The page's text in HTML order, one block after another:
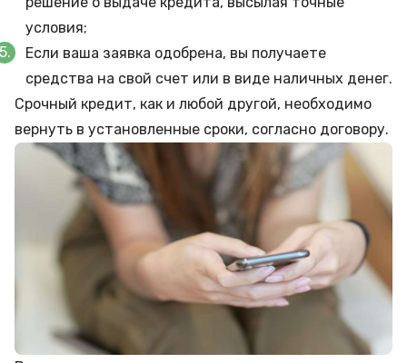
условия;
Если ваша заявка одобрена, вы получаете
средства на свой счет или в виде наличных денег.
Срочный кредит, как и любой другой, необходимо
вернуть в установленные сроки, согласно договору.